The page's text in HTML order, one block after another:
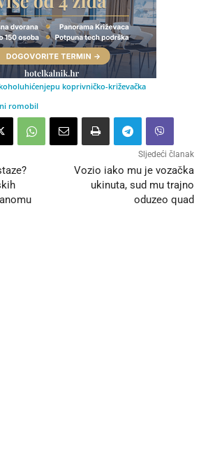
uhićenjepu koprivničko-križevačka
romobil
Sljedeći članak
Vozio iako mu je vozačka
ukinuta, sud mu trajno
oduzeo quad